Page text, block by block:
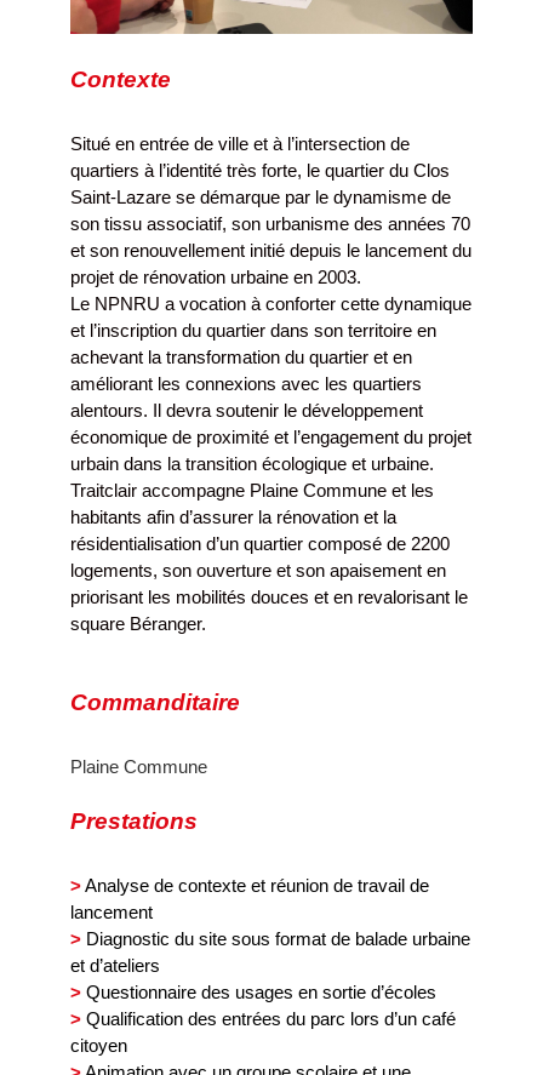
Contexte
Situé en entrée de ville et à l’intersection de
quartiers à l’identité très forte, le quartier du Clos
Saint-Lazare se démarque par le dynamisme de
son tissu associatif, son urbanisme des années 70
et son renouvellement initié depuis le lancement du
projet de rénovation urbaine en 2003.
Le NPNRU a vocation à conforter cette dynamique
et l’inscription du quartier dans son territoire en
achevant la transformation du quartier et en
améliorant les connexions avec les quartiers
alentours. Il devra soutenir le développement
économique de proximité et l’engagement du projet
urbain dans la transition écologique et urbaine.
Traitclair accompagne Plaine Commune et les
habitants afin d’assurer la rénovation et la
résidentialisation d’un quartier composé de 2200
logements, son ouverture et son apaisement en
priorisant les mobilités douces et en revalorisant le
square Béranger.
Commanditaire
Plaine Commune
Prestations
>Analyse de contexte et réunion de travail de
lancement
> Diagnostic du site sous format de balade urbaine
et d’ateliers
> Questionnaire des usages en sortie d’écoles
> Qualification des entrées du parc lors d’un café
citoyen